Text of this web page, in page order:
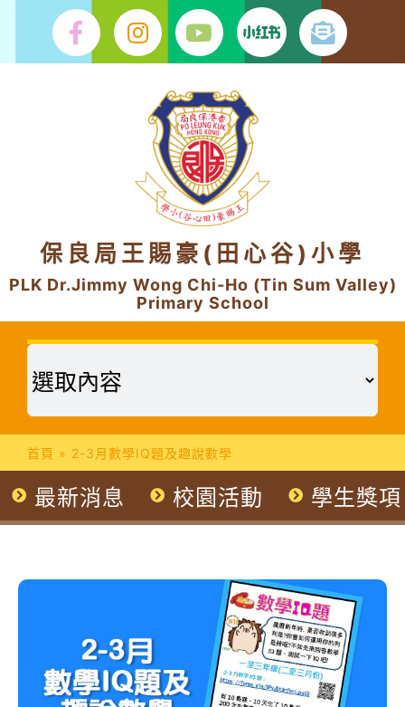
content
保良局王賜豪(田心谷)小學
PLK Dr.Jimmy Wong Chi-Ho (Tin Sum Valley)
Primary School
首頁 » 2-3月數學IQ題及趣說數學
最新消息 校園活動 學生獎項